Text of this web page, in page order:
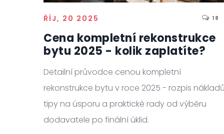
ŘÍJ, 20 2025 18
Cena kompletní rekonstrukce
bytu 2025 - kolik zaplatíte?
Detailní průvodce cenou kompletní
rekonstrukce bytu v roce 2025 - rozpis
tipy na úsporu a praktické rady od výběru
dodavatele po finální úklid.